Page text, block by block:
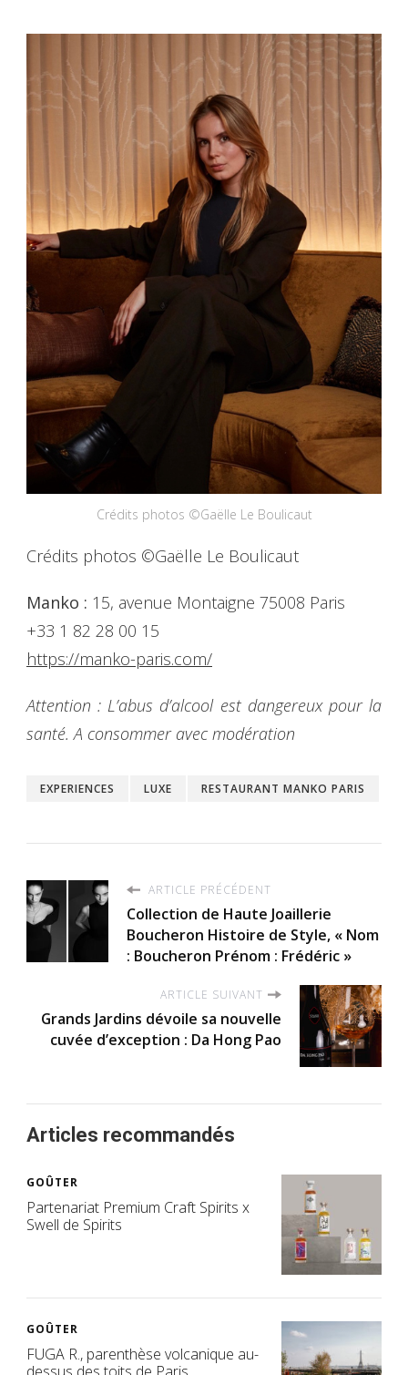
Crédits photos ©Gaëlle Le Boulicaut
Crédits photos ©Gaëlle Le Boulicaut
Manko : 15, avenue Montaigne 75008 Paris
+33 1 82 28 00 15
https://manko-paris.com/
Attention : L’abus d’alcool est dangereux pour la
santé. A consommer avec modération
EXPERIENCES LUXE RESTAURANT MANKO PARIS
ARTICLE PRÉCÉDENT
Collection de Haute Joaillerie
Boucheron Histoire de Style, « Nom
: Boucheron Prénom : Frédéric »
ARTICLE SUIVANT
Grands Jardins dévoile sa nouvelle
cuvée d’exception : Da Hong Pao
Articles recommandés
GOÛTER
Partenariat Premium Craft Spirits x
Swell de Spirits
GOÛTER
FUGA R., parenthèse volcanique au-